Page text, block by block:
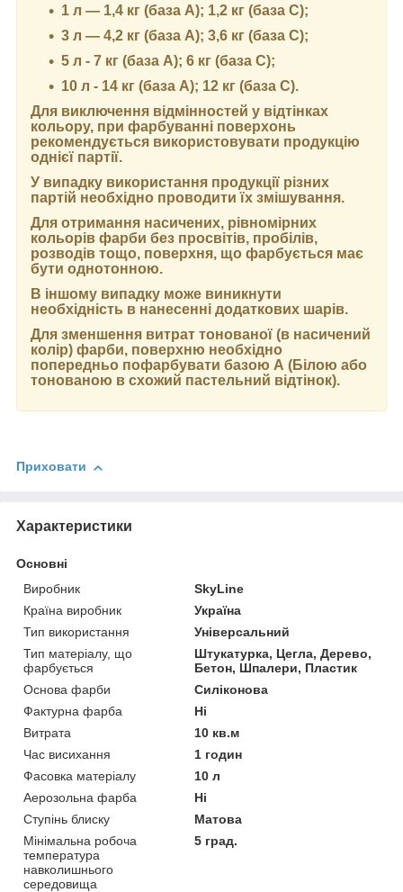
1 л — 1,4 кг (база А); 1,2 кг (база С);
3 л — 4,2 кг (база А); 3,6 кг (база C);
5 л - 7 кг (база А); 6 кг (база С);
10 л - 14 кг (база А); 12 кг (база С).
Для виключення відмінностей у відтінках
кольору, при фарбуванні поверхонь
рекомендується використовувати продукцію
однієї партії.
У випадку використання продукції різних
партій необхідно проводити їх змішування.
Для отримання насичених, рівномірних
кольорів фарби без просвітів, пробілів,
розводів тощо, поверхня, що фарбується має
бути однотонною.
В іншому випадку може виникнути
необхідність в нанесенні додаткових шарів.
Для зменшення витрат тонованої (в насичений
колір) фарби, поверхню необхідно
попередньо пофарбувати базою А (Білою або
тонованою в схожий пастельний відтінок).
Приховати
Характеристики
Основні
Виробник
SkyLine
Країна виробник
Україна
Тип використання
Універсальний
Тип матеріалу, що
фарбується
Штукатурка, Цегла, Дерево,
Бетон, Шпалери, Пластик
Основа фарби
Силіконова
Фактурна фарба
Ні
Витрата
10 кв.м
Час висихання
1 годин
Фасовка матеріалу
10 л
Аерозольна фарба
Ні
Ступінь блиску
Матова
Мінімальна робоча
температура
навколишнього
середовища
5 град.